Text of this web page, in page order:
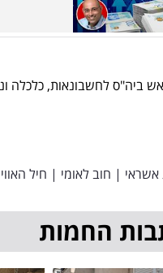
ביה"ס לחשבונאות, כלכלה
אשראי | חוב לאומי | חיל
החמות